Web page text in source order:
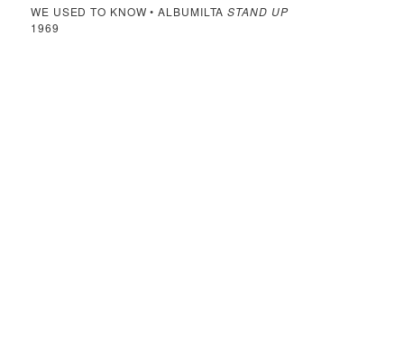
WE USED TO KNOW • ALBUMILTASTAND UP
1969